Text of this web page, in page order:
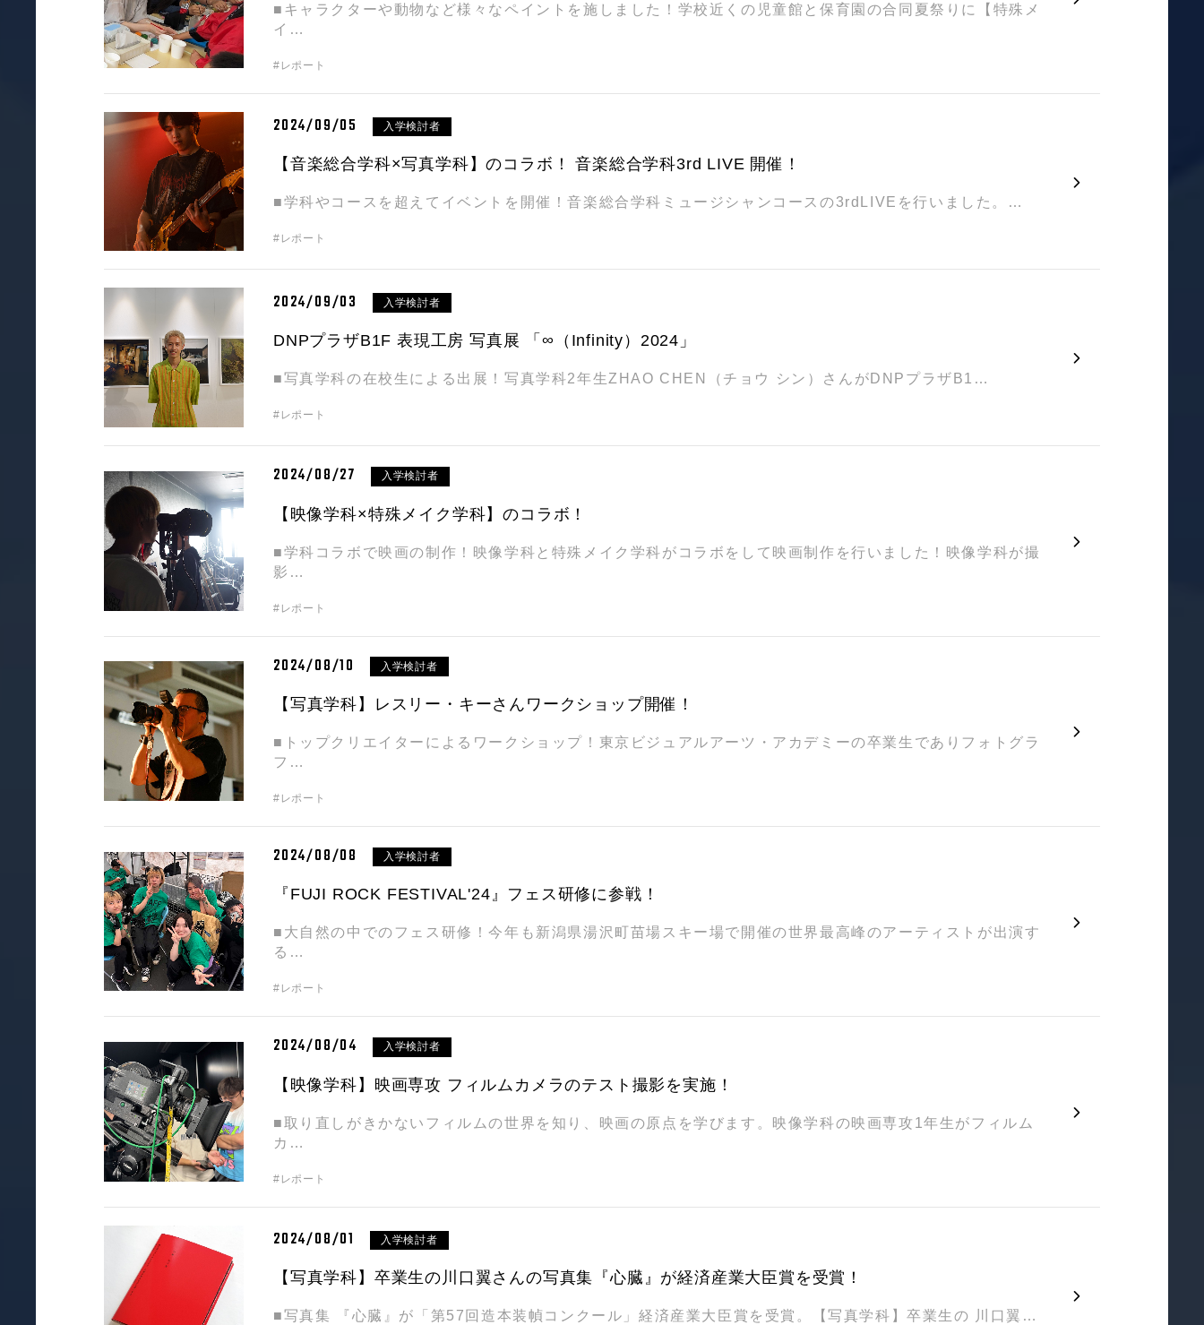
■キャラクターや動物など様々なペイントを施しました！学校近くの児童館と保育園の合同夏祭りに【特殊メ
イ…
#レポート
2024/09/05 入学検討者
【音楽総合学科×写真学科】のコラボ！ 音楽総合学科3rd LIVE 開催！
■学科やコースを超えてイベントを開催！音楽総合学科ミュージシャンコースの3rdLIVEを行いました。…
#レポート
2024/09/03 入学検討者
DNPプラザB1F 表現工房 写真展 「∞（Infinity）2024」
■写真学科の在校生による出展！写真学科2年生ZHAO CHEN（チョウ シン）さんがDNPプラザB1…
#レポート
2024/08/27 入学検討者
【映像学科×特殊メイク学科】のコラボ！
■学科コラボで映画の制作！映像学科と特殊メイク学科がコラボをして映画制作を行いました！映像学科が撮
影…
#レポート
2024/08/10 入学検討者
【写真学科】レスリー・キーさんワークショップ開催！
■トップクリエイターによるワークショップ！東京ビジュアルアーツ・アカデミーの卒業生でありフォトグラ
フ…
#レポート
2024/08/08 入学検討者
『FUJI ROCK FESTIVAL'24』フェス研修に参戦！
■大自然の中でのフェス研修！今年も新潟県湯沢町苗場スキー場で開催の世界最高峰のアーティストが出演す
る…
#レポート
2024/08/04 入学検討者
【映像学科】映画専攻 フィルムカメラのテスト撮影を実施！
■取り直しがきかないフィルムの世界を知り、映画の原点を学びます。映像学科の映画専攻1年生がフィルム
カ…
#レポート
2024/08/01 入学検討者
【写真学科】卒業生の川口翼さんの写真集『心臓』が経済産業大臣賞を受賞！
■写真集 『心臓』が「第57回造本装幀コンクール」経済産業大臣賞を受賞。【写真学科】卒業生の 川口翼…